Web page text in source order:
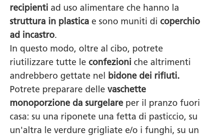
recipienti ad uso alimentare che hanno la
struttura in plastica e sono muniti di coperchio
ad incastro.
In questo modo, oltre al cibo, potrete
riutilizzare tutte le confezioni che altrimenti
andrebbero gettate nel bidone dei rifiuti.
Potrete preparare delle vaschette
monoporzione da surgelare per il pranzo fuori
casa: su una riponete una fetta di pasticcio, su
un'altra le verdure grigliate e/o i funghi, su un